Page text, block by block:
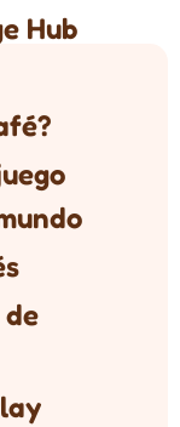
Hub